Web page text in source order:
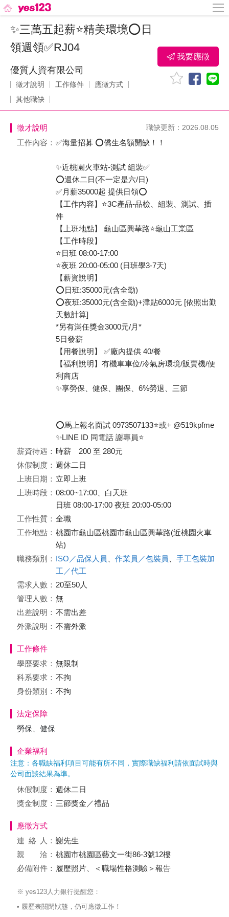
✨三萬五起薪⭐精美環境⭕日
領週領✅RJ04
優質人資有限公司
徵才說明 工作條件
應徵方式
其他職缺
我要應徵
徵才說明 職缺更新：2026.08.05
工作內容： ✅海量招募 ⭕僑生名額開缺！！
✨近桃園火車站-測試 組裝✅
⭕週休二日(不一定是六/日)
✅月薪35000起 提供日領⭕
【工作內容】⭐3C產品-品檢、組裝、測試、插
件
【上班地點】 龜山區興華路⭐龜山工業區
【工作時段】
⭐日班 08:00-17:00
⭐夜班 20:00-05:00 (日班學3-7天)
【薪資說明】
⭕日班:35000元(含全勤)
⭕夜班:35000元(含全勤)+津貼6000元 [依照出勤
天數計算]
*另有滿任獎金3000元/月*
5日發薪
【用餐說明】 ✅廠內提供 40/餐
【福利說明】有機車車位/冷氣房環境/販賣機/便
利商店
✨享勞保、健保、團保、6%勞退、三節
⭕馬上報名面試 0973507133⭐或+ @519kpfme
✨LINE ID 同電話 謝專員⭐
薪資待遇： 時薪 200 至 280元
休假制度： 週休二日
上班日期： 立即上班
上班時段： 08:00~17:00、白天班
日班 08:00-17:00 夜班 20:00-05:00
工作性質： 全職
工作地點： 桃園市龜山區桃園市龜山區興華路(近桃園火車
站)
職務類別： ISO／品保人員 作業員／包裝員
手工包裝加
工／代工
需求人數： 20至50人
管理人數： 無
出差說明： 不需出差
外派說明： 不需外派
工作條件
學歷要求： 無限制
科系要求： 不拘
身份類別： 不拘
法定保障
勞保、健保
企業福利
注意：各職缺福利項目可能有所不同，實際職缺福利請依面試時與
公司面談結果為準。
休假制度： 週休二日
獎金制度： 三節獎金／禮品
應徵方式
連絡
人： 謝先生
親 洽： 桃園市桃園區藝文一街86-3號12樓
必備附件： 履歷照片、＜職場性格測驗＞報告
※ yes123人力銀行提醒您：
• 履歷表關閉狀態，仍可應徵工作！